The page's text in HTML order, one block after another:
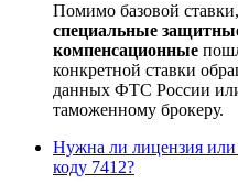
Помимо базовой
специальные
компенсационные
конкретной ставки
данных ФТС России
таможенному брокеру.
Нужна ли лицензия или
коду 7412?